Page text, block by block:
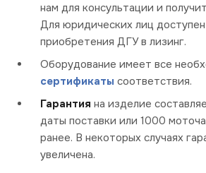
нам для консультации и
Для юридических лиц
приобретения ДГУ в лизинг.
Оборудование имеет все
сертификаты соответствия.
Гарантия на изделие
даты поставки или 1000
ранее. В некоторых случаях
увеличена.